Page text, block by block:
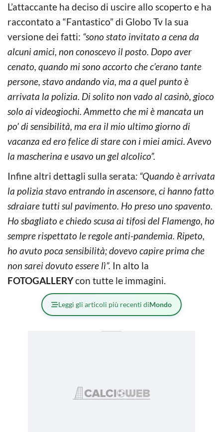
L’attaccante ha deciso di uscire allo scoperto e ha
raccontato a “Fantastico” di Globo Tv la sua
versione dei fatti: “sono stato invitato a cena da
alcuni amici, non conoscevo il posto. Dopo aver
cenato, quando mi sono accorto che c’erano tante
persone, stavo andando via, ma a quel punto è
arrivata la polizia. Di solito non vado al casinò, gioco
solo ai videogiochi. Ammetto che mi è mancata un
po’ di sensibilità, ma era il mio ultimo giorno di
vacanza ed ero felice di stare con i miei amici. Avevo
la mascherina e usavo un gel alcolico”.
Infine altri dettagli sulla serata: “Quando è arrivata
la polizia stavo entrando in ascensore, ci hanno fatto
sdraiare tutti sul pavimento. Ho preso uno spavento.
Ho sbagliato e chiedo scusa ai tifosi del Flamengo, ho
sempre rispettato le regole anti-pandemia. Ripeto,
ho avuto poca sensibilità; dovevo capire prima che
non sarei dovuto essere lì”. In alto la
FOTOGALLERYcon tutte le immagini.
Leggi gli articoli più recenti diMondo